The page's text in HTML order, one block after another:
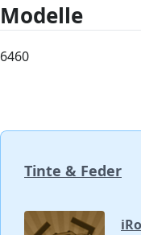
Modelle
6460
Tinte & Feder